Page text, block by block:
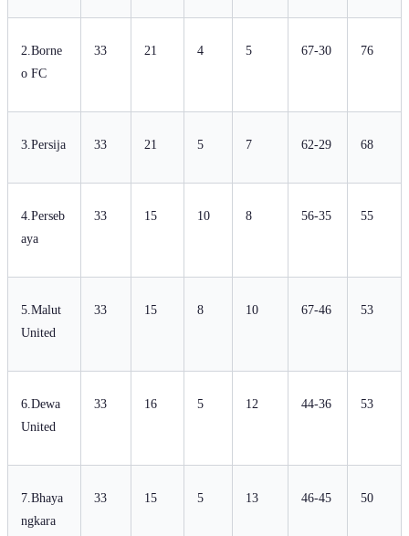
2.Borne
o FC
33 21 4 5 67-30 76
3.Persija 33 21 5 7 62-29 68
4.Perseb
aya
33 15 10 8 56-35 55
5.Malut
United
33 15 8 10 67-46 53
6.Dewa
United
33 16 5 12 44-36 53
7.Bhaya
ngkara
33 15 5 13 46-45 50